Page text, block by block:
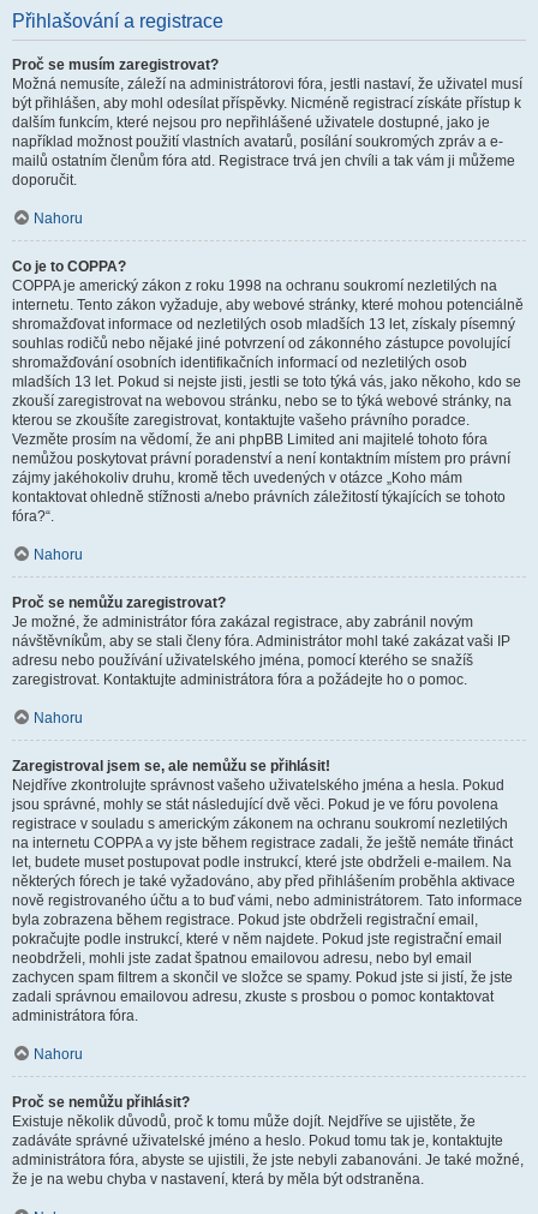
Přihlašování a registrace
Proč se musím zaregistrovat?
Možná nemusíte, záleží na administrátorovi fóra, jestli nastaví, že uživatel musí
být přihlášen, aby mohl odesílat příspěvky. Nicméně registrací získáte přístup k
dalším funkcím, které nejsou pro nepřihlášené uživatele dostupné, jako je
například možnost použití vlastních avatarů, posílání soukromých zpráv a e-
mailů ostatním členům fóra atd. Registrace trvá jen chvíli a tak vám ji můžeme
doporučit.
Nahoru
Co je to COPPA?
COPPA je americký zákon z roku 1998 na ochranu soukromí nezletilých na
internetu. Tento zákon vyžaduje, aby webové stránky, které mohou potenciálně
shromažďovat informace od nezletilých osob mladších 13 let, získaly písemný
souhlas rodičů nebo nějaké jiné potvrzení od zákonného zástupce povolující
shromažďování osobních identifikačních informací od nezletilých osob
mladších 13 let. Pokud si nejste jisti, jestli se toto týká vás, jako někoho, kdo se
zkouší zaregistrovat na webovou stránku, nebo se to týká webové stránky, na
kterou se zkoušíte zaregistrovat, kontaktujte vašeho právního poradce.
Vezměte prosím na vědomí, že ani phpBB Limited ani majitelé tohoto fóra
nemůžou poskytovat právní poradenství a není kontaktním místem pro právní
zájmy jakéhokoliv druhu, kromě těch uvedených v otázce „Koho mám
kontaktovat ohledně stížnosti a/nebo právních záležitostí týkajících se tohoto
fóra?“.
Nahoru
Proč se nemůžu zaregistrovat?
Je možné, že administrátor fóra zakázal registrace, aby zabránil novým
návštěvníkům, aby se stali členy fóra. Administrátor mohl také zakázat vaši IP
adresu nebo používání uživatelského jména, pomocí kterého se snažíš
zaregistrovat. Kontaktujte administrátora fóra a požádejte ho o pomoc.
Nahoru
Zaregistroval jsem se, ale nemůžu se přihlásit!
Nejdříve zkontrolujte správnost vašeho uživatelského jména a hesla. Pokud
jsou správné, mohly se stát následující dvě věci. Pokud je ve fóru povolena
registrace v souladu s americkým zákonem na ochranu soukromí nezletilých
na internetu COPPA a vy jste během registrace zadali, že ještě nemáte třináct
let, budete muset postupovat podle instrukcí, které jste obdrželi e-mailem. Na
některých fórech je také vyžadováno, aby před přihlášením proběhla aktivace
nově registrovaného účtu a to buď vámi, nebo administrátorem. Tato informace
byla zobrazena během registrace. Pokud jste obdrželi registrační email,
pokračujte podle instrukcí, které v něm najdete. Pokud jste registrační email
neobdrželi, mohli jste zadat špatnou emailovou adresu, nebo byl email
zachycen spam filtrem a skončil ve složce se spamy. Pokud jste si jistí, že jste
zadali správnou emailovou adresu, zkuste s prosbou o pomoc kontaktovat
administrátora fóra.
Nahoru
Proč se nemůžu přihlásit?
Existuje několik důvodů, proč k tomu může dojít. Nejdříve se ujistěte, že
zadáváte správné uživatelské jméno a heslo. Pokud tomu tak je, kontaktujte
administrátora fóra, abyste se ujistili, že jste nebyli zabanováni. Je také možné,
že je na webu chyba v nastavení, která by měla být odstraněna.